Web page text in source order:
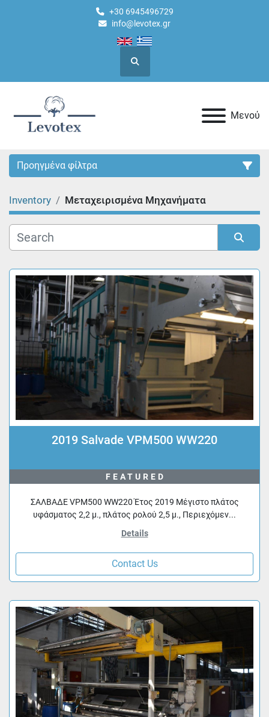
+30 6945496729
info@levotex.gr
Ερευνα
Μενού
Προηγμένα φίλτρα
Κατηγορία
Inventory Μεταχειρισμένα Μηχανήματα
2019 Salvade VPM500 WW220
FEATURED
ΣΑΛΒΑΔΕ VPM500 WW220 Έτος 2019 Μέγιστο πλάτος
υφάσματος 2,2 μ., πλάτος ρολού 2,5 μ., Περιεχόμεν...
Details
Contact Us